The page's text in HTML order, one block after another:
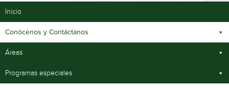
Inicio
Conócenos y Contáctanos
Áreas
Programas especiales